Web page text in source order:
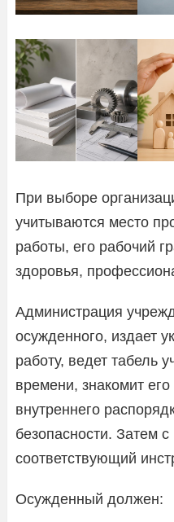
При выборе
учитываются место
работы, его рабочий
здоровья,
Администрация
осужденного, издает
работу, ведет табель
времени, знакомит
внутреннего
безопасности. Затем
соответствующий
Осужденный должен: